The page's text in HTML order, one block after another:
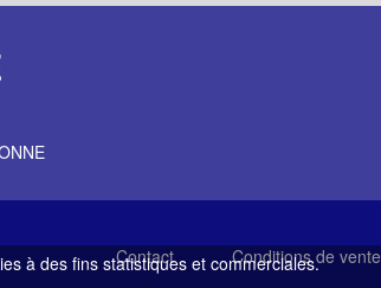
Contact Conditions de vente
à des fins statistiques et commerciales.